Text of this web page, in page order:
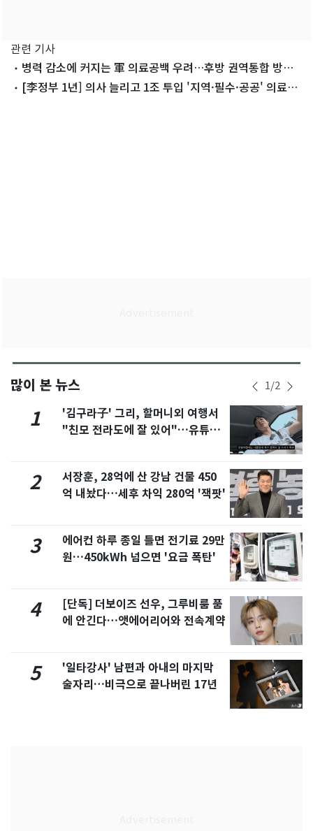
관련 기사
병력 감소에 커지는 軍 의료공백 우려…후방 권역통합 방안
연구[李정부 1년] 의사 늘리고 1조 투입 '지역·필수·공공' 의료
많이 본 뉴스 1/2
1
'김구라子' 그리, 할머니외 여행서
"친모 전라도에 잘 있어"…유튜브
2
서장훈, 28억에 산 강남 건물 450
억 내놨다…세후 차익 280억 '잭팟'
3
에어컨 하루 종일 틀면 전기료 29만
원…450kWh 넘으면 '요금 폭탄'
4
[단독] 더보이즈 선우, 그루비룸 품
에 안긴다…앳에어리어와 전속계약
5
'일타강사' 남편과 아내의 마지막
술자리…비극으로 끝나버린 17년